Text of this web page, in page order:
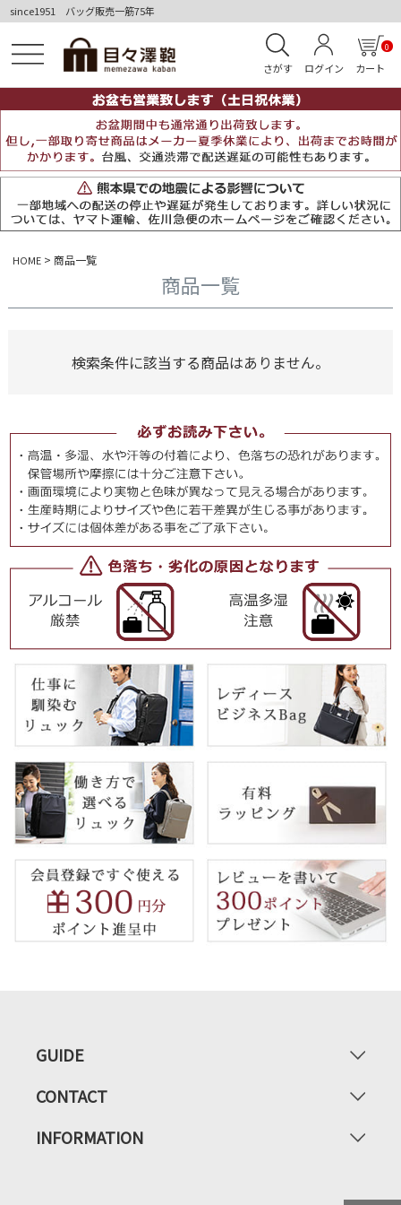
since1951 バッグ販売一筋75年
さがす ログイン カート
0
HOME 商品一覧
商品一覧
検索条件に該当する商品はありません。
GUIDE
CONTACT
INFORMATION